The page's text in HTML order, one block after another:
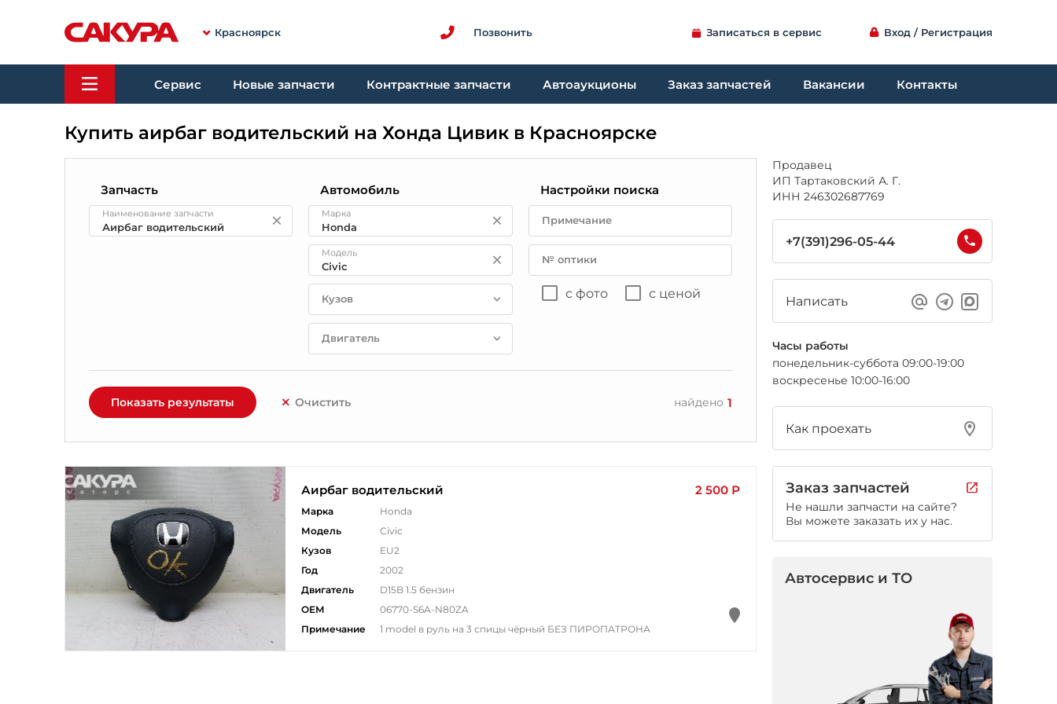
Красноярск Позвонить Записаться в сервис Вход / Регистрация
Сервис Новые запчасти Контрактные запчасти Автоаукционы Заказ запчастей Вакансии Контакты
Купить аирбаг водительский на Хонда Цивик в Красноярске
Запчасть
Наименование запчасти
Автомобиль
Марка
Модель
Кузов
Двигатель
Настройки поиска
Примечание
№ оптики
с фото с ценой
Показать результаты Очистить найдено 1
Аирбаг водительский 2 500 Р
Марка
Honda
Модель
Civic
Кузов
EU2
Год
2002
Двигатель
D15B 1.5 бензин
ОЕМ
06770-S6A-N80ZA
Примечание
1 model в руль на 3 спицы чёрный БЕЗ ПИРОПАТРОНА
Продавец
ИП Тартаковский А. Г.
ИНН 246302687769
+7(391)296-05-44
Написать
Часы работы
понедельник-суббота 09:00-19:00
воскресенье 10:00-16:00
Как проехать
Заказ запчастей
Не нашли запчасти на сайте?
Вы можете заказать их у нас.
Автосервис и ТО